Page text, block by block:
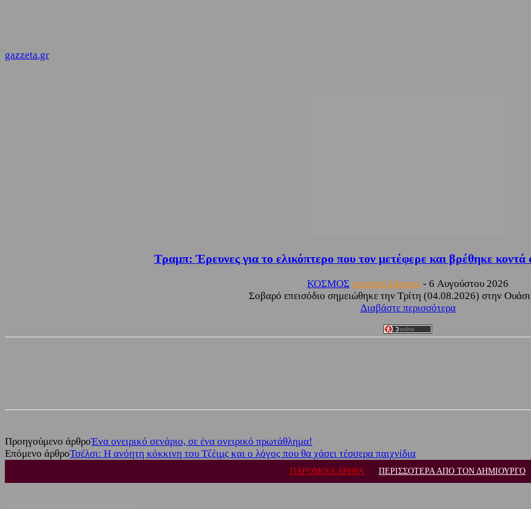
gazzeta.gr
Τραμπ: Έρευνες για το ελικόπτερο που τον μετέφερε και βρέθηκε κοντά
ΚΟΣΜΟΣ sporting24news - 6 Αυγούστου 2026
Σοβαρό επεισόδιο σημειώθηκε την Τρίτη (04.08.2026) στην
Διαβάστε περισσότερα
Προηγούμενο άρθροΈνα ονειρικό σενάριο, σε ένα ονειρικό πρωτάθλημα!
Επόμενο άρθροΤσέλσι: Η ανόητη κόκκινη του Τζέιμς και ο λόγος που θα χάσει τέσσερα παιχνίδια
ΠΑΡΟΜΟΙΑ ΑΡΘΡΑ ΠΕΡΙΣΣΟΤΕΡΑ ΑΠΟ ΤΟΝ ΔΗΜΙΟΥΡΓΟ